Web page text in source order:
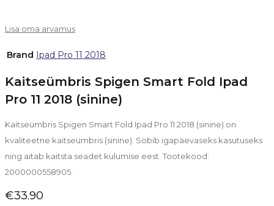
Lisa oma arvamus
Brand Ipad Pro 11 2018
Kaitseümbris Spigen Smart Fold Ipad
Pro 11 2018 (sinine)
Kaitseümbris Spigen Smart Fold Ipad Pro 11 2018 (sinine) on
kvaliteetne kaitseümbris (sinine). Sobib igapäevaseks kasutuseks
ning aitab kaitsta seadet kulumise eest. Tootekood:
2000000558905.
€33.90